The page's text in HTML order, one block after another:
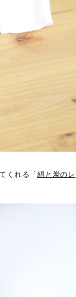
くれる「絹と炭のレ